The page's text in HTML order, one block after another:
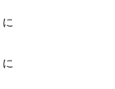
に
に